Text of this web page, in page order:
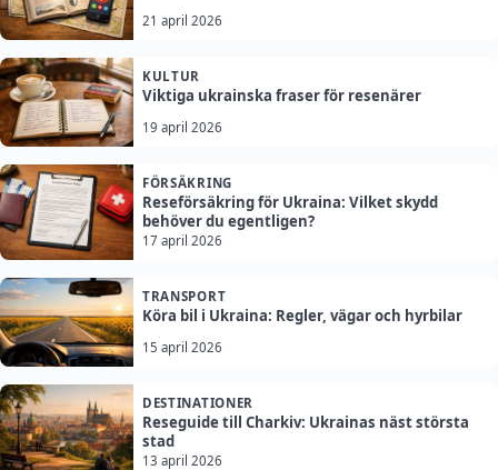
21 april 2026
KULTUR
Viktiga ukrainska fraser för resenärer
19 april 2026
FÖRSÄKRING
Reseförsäkring för Ukraina: Vilket skydd
behöver du egentligen?
17 april 2026
TRANSPORT
Köra bil i Ukraina: Regler, vägar och hyrbilar
15 april 2026
DESTINATIONER
Reseguide till Charkiv: Ukrainas näst största
stad
13 april 2026